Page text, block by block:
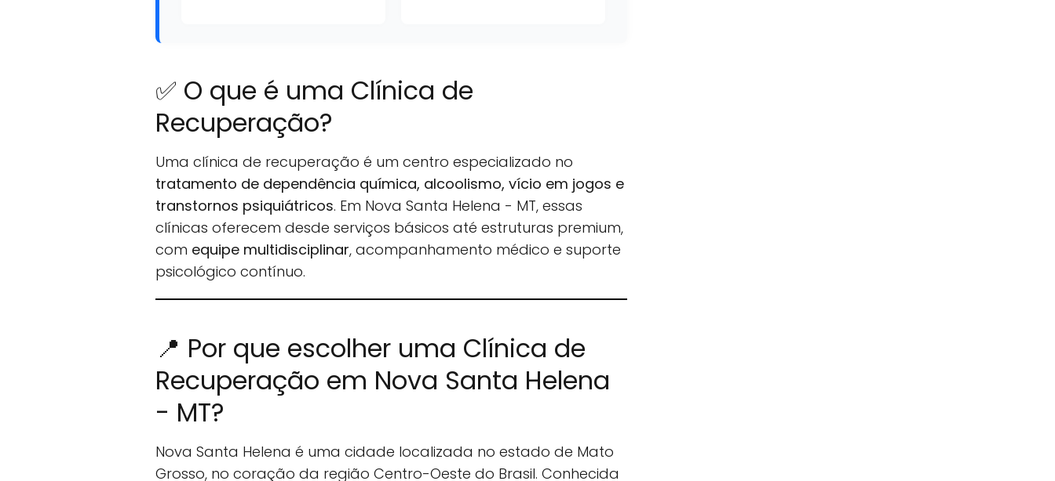
✅ O que é uma Clínica de
Recuperação?
Uma clínica de recuperação é um centro especializado no
tratamento de dependência química, alcoolismo, vício em jogos e
transtornos psiquiátricos. Em Nova Santa Helena - MT, essas
clínicas oferecem desde serviços básicos até estruturas premium,
com equipe multidisciplinar, acompanhamento médico e suporte
psicológico contínuo.
📍 Por que escolher uma Clínica de
Recuperação em Nova Santa Helena
- MT?
Nova Santa Helena é uma cidade localizada no estado de Mato
Grosso, no coração da região Centro-Oeste do Brasil. Conhecida